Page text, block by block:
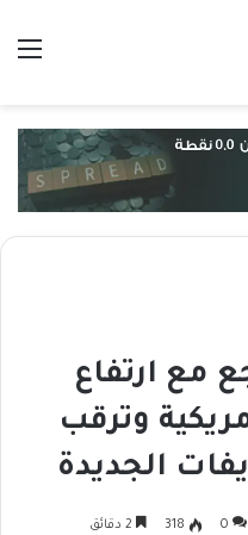
مع ارتفاع
وترقب
الجديدة
0
318